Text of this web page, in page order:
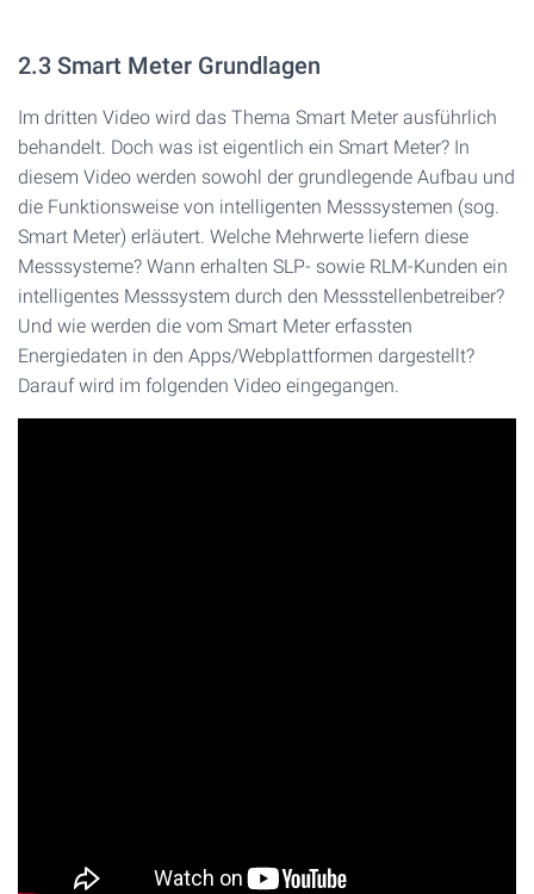
2.3 Smart Meter Grundlagen
Im dritten Video wird das Thema Smart Meter ausführlich
behandelt. Doch was ist eigentlich ein Smart Meter? In
diesem Video werden sowohl der grundlegende Aufbau und
die Funktionsweise von intelligenten Messsystemen (sog.
Smart Meter) erläutert. Welche Mehrwerte liefern diese
Messsysteme? Wann erhalten SLP- sowie RLM-Kunden ein
intelligentes Messsystem durch den Messstellenbetreiber?
Und wie werden die vom Smart Meter erfassten
Energiedaten in den Apps/Webplattformen dargestellt?
Darauf wird im folgenden Video eingegangen.